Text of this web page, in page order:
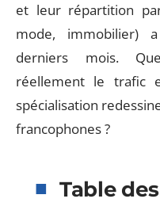
et leur répartition
mode, immobilier)
derniers mois.
réellement le trafic
spécialisation
francophones ?
Table